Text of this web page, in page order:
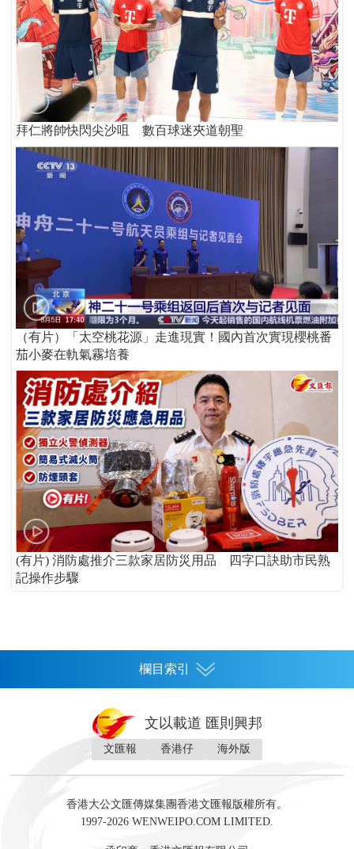
拜仁將帥快閃尖沙咀 數百球迷夾道朝聖
（有片）「太空桃花源」走進現實！國內首次實現櫻桃番
茄小麥在軌氣霧培養
(有片) 消防處推介三款家居防災用品 四字口訣助市民熟
記操作步驟
欄目索引
灣區人
財經 地產 投資 財評 數字經濟
文以載道 匯則興邦
文匯報 香港仔 海外版
香港大公文匯傳媒集團香港文匯報版權所有。
1997-2026 WENWEIPO.COM LIMITED.